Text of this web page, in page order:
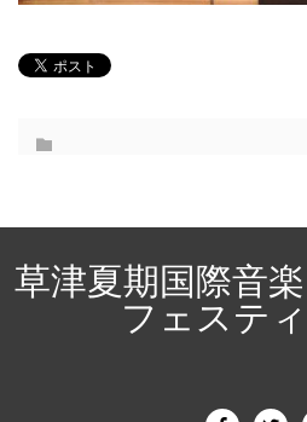
草津夏期国際音
フェステ